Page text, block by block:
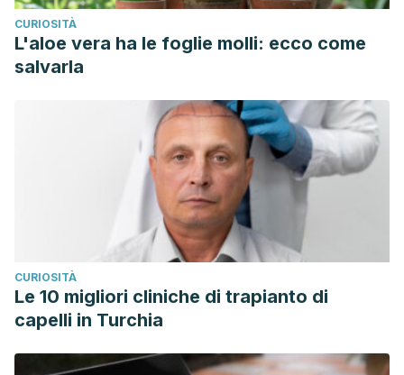
CURIOSITÀ
L'aloe vera ha le foglie molli: ecco come
salvarla
CURIOSITÀ
Le 10 migliori cliniche di trapianto di
capelli in Turchia